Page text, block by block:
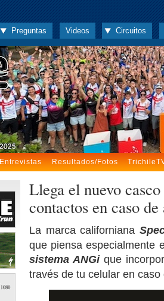
Preguntas Videos Circuitos
Entrevistas Resultados/Fotos
Llega el nuevo
contactos en caso
La marca californiana
que piensa especialmente
sistema ANGique
través de tu celular en caso